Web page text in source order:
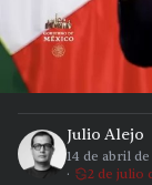
Julio Alejo
14 de abril de
2 de julio